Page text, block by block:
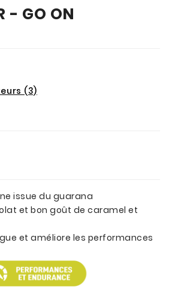
- GO ON
(3)
issue du guarana
et bon goût de caramel et
et améliore les performances